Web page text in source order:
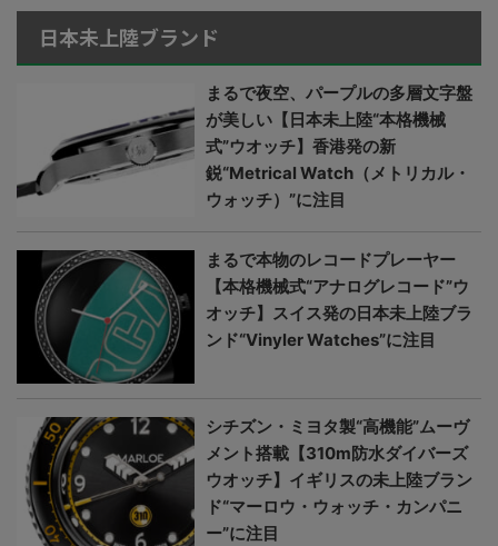
日本未上陸ブランド
まるで夜空、パープルの多層文字盤
が美しい【日本未上陸“本格機械
式”ウオッチ】香港発の新
鋭“Metrical Watch（メトリカル・
ウォッチ）”に注目
まるで本物のレコードプレーヤー
【本格機械式“アナログレコード”ウ
オッチ】スイス発の日本未上陸ブラ
ンド“Vinyler Watches”に注目
シチズン・ミヨタ製“高機能”ムーヴ
メント搭載【310m防水ダイバーズ
ウオッチ】イギリスの未上陸ブラン
ド“マーロウ・ウォッチ・カンパニ
ー”に注目